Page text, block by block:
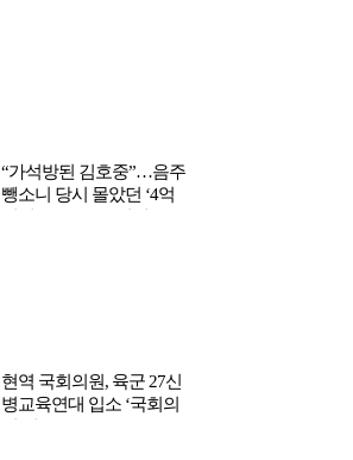
“가석방된 김호중”…음주
뺑소니 당시 몰았던 ‘4억
현역 국회의원, 육군 27신
병교육연대 입소 ‘국회의